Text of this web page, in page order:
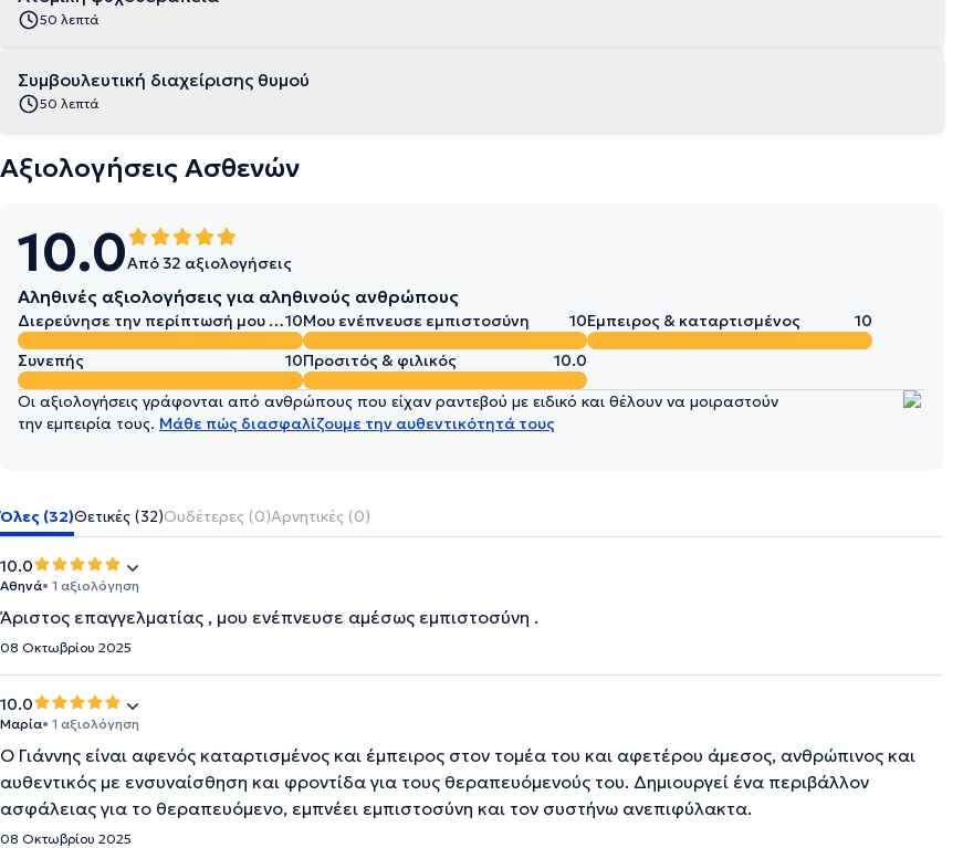
50 λεπτά
Συμβουλευτική διαχείρισης θυμού
50 λεπτά
Αξιολογήσεις Ασθενών
10.0Από 32 αξιολογήσεις
Αληθινές αξιολογήσεις για αληθινούς ανθρώπους
Διερεύνησε την περίπτωσή μου σε βάθος10Μου ενέπνευσε εμπιστοσύνη 10Έμπειρος & καταρτισμένος
10
Συνεπής
10Προσιτός & φιλικός 10.0
Οι αξιολογήσεις γράφονται από ανθρώπους που είχαν ραντεβού με ειδικό και θέλουν να μοιραστούν
την εμπειρία τους. Μάθε πώς διασφαλίζουμε την αυθεντικότητά τους
Όλες (32)Θετικές (32)Ουδέτερες (0)Αρνητικές (0)
10.0
Αθηνά• 1 αξιολόγηση
Άριστος επαγγελματίας , μου ενέπνευσε αμέσως εμπιστοσύνη .
08 Οκτωβρίου 2025
10.0
Μαρία• 1 αξιολόγηση
Ο Γιάννης είναι αφενός καταρτισμένος και έμπειρος στον τομέα του και αφετέρου άμεσος, ανθρώπινος και
αυθεντικός με ενσυναίσθηση και φροντίδα για τους θεραπευόμενούς του. Δημιουργεί ένα περιβάλλον
ασφάλειας για το θεραπευόμενο, εμπνέει εμπιστοσύνη και τον συστήνω ανεπιφύλακτα.
08 Οκτωβρίου 2025